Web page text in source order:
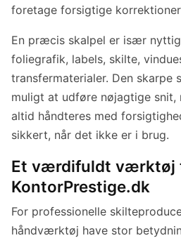
foretage forsigtige
En præcis skalpel er især
foliegrafik, labels, skilte,
transfermaterialer. Den
muligt at udføre nøjagtige
altid håndteres med
sikkert, når det ikke er i brug.
Et værdifuldt værktøj
KontorPrestige.dk
For professionelle
håndværktøj have stor